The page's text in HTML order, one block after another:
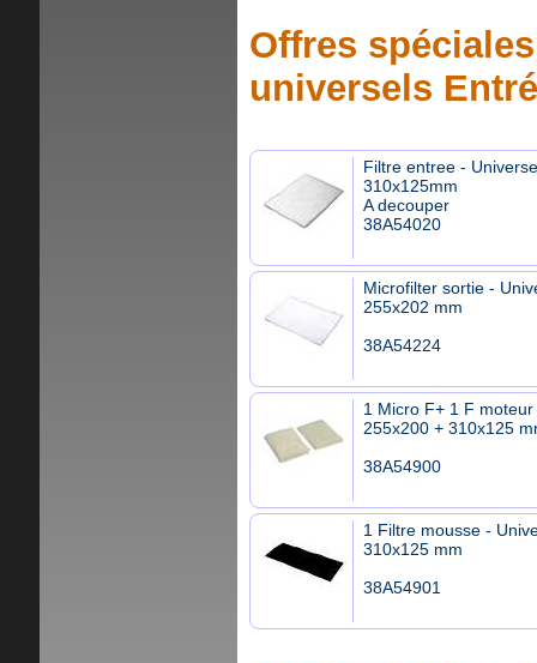
Offres
universels
Filtre entree -
310x125mm
A decouper
38A54020
Microfilter sortie -
255x202 mm
38A54224
1 Micro F+ 1 F
255x200 + 310x125
38A54900
1 Filtre mousse -
310x125 mm
38A54901